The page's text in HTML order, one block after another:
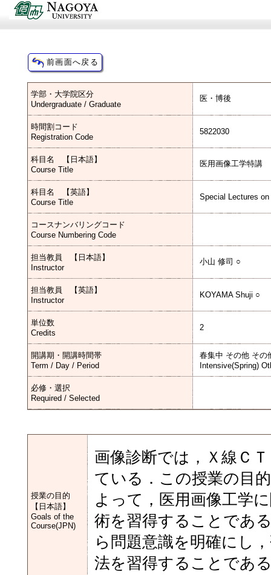
学部・大学院区分
Undergraduate / Graduate
医・博後
時間割コード
Registration Code
5822030
科目名 【日本語】
Course Title
医用画像工学特講
科目名 【英語】
Course Title
Special Lectures
コースナンバリングコード
Course Numbering Code
担当教員 【日本語】
Instructor
小山 修司 ○
担当教員 【英語】
Instructor
KOYAMA Shuji ○
単位数
Credits
2
開講期・開講時間帯
Term / Day / Period
春集中 その他 その
Intensive(Spring)
必修・選択
Required / Selected
授業の目的
【日本語】
Goals of the
Course(JPN)
画像診断では，Ｘ線Ｃ
ている．この授業の目
よって，医用画像工学
術を習得することであ
ら問題意識を明確にし
法を習得することであ